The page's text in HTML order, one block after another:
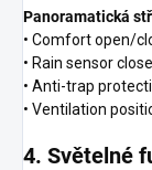
Panoramatická
• Comfort open/
• Rain sensor close
• Anti-trap
• Ventilation
4. Světelné